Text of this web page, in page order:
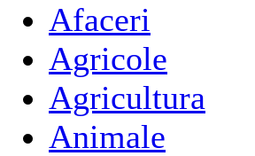
Afaceri
Agricole
Agricultura
Animale